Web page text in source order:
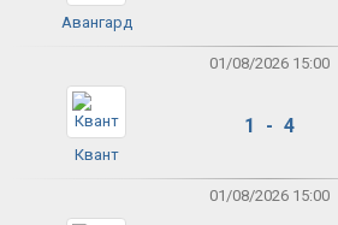
Авангард
01/08/2026 15:00
Квант
1 - 4
01/08/2026 15:00